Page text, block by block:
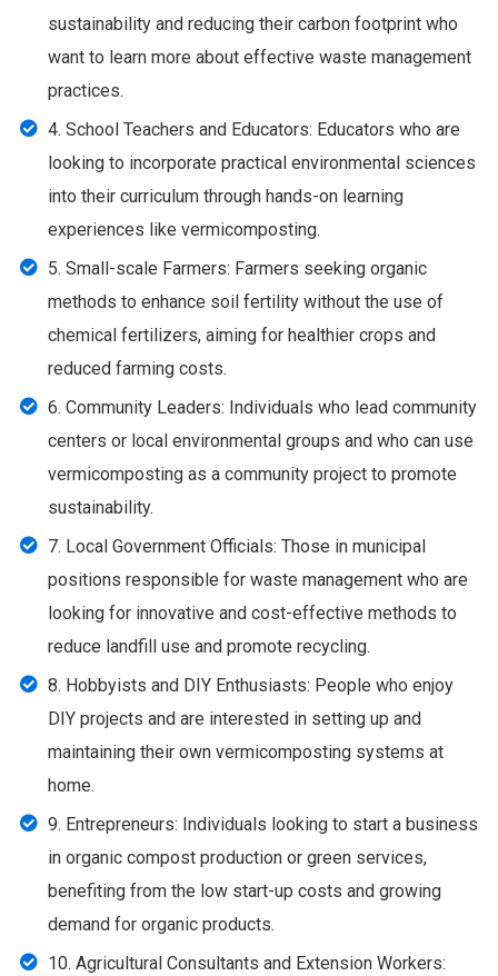
sustainability and reducing their carbon footprint who
want to learn more about effective waste management
practices.
4. School Teachers and Educators: Educators who are
looking to incorporate practical environmental sciences
into their curriculum through hands-on learning
experiences like vermicomposting.
5. Small-scale Farmers: Farmers seeking organic
methods to enhance soil fertility without the use of
chemical fertilizers, aiming for healthier crops and
reduced farming costs.
6. Community Leaders: Individuals who lead community
centers or local environmental groups and who can use
vermicomposting as a community project to promote
sustainability.
7. Local Government Officials: Those in municipal
positions responsible for waste management who are
looking for innovative and cost-effective methods to
reduce landfill use and promote recycling.
8. Hobbyists and DIY Enthusiasts: People who enjoy
DIY projects and are interested in setting up and
maintaining their own vermicomposting systems at
home.
9. Entrepreneurs: Individuals looking to start a business
in organic compost production or green services,
benefiting from the low start-up costs and growing
demand for organic products.
10. Agricultural Consultants and Extension Workers: